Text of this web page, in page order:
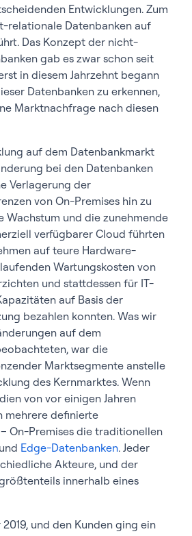
Entwicklungen. Zum
relationale Datenbanken auf
Das Konzept der nicht-
gab es zwar schon seit
in diesem Jahrzehnt begann
Datenbanken zu erkennen,
Marktnachfrage nach diesen
auf dem Datenbankmarkt
bei den Datenbanken
Verlagerung der
von On-Premises hin zu
Wachstum und die zunehmende
verfügbarer Cloud führten
auf teure Hardware-
Wartungskosten von
und stattdessen für IT-
auf Basis der
bezahlen konnten. Was wir
auf dem
war die
Marktsegmente anstelle
des Kernmarktes. Wenn
von vor einigen Jahren
mehrere definierte
On-Premises die traditionellen
Edge-Datenbanken. Jeder
Akteure, und der
innerhalb eines
2019, und den Kunden ging ein